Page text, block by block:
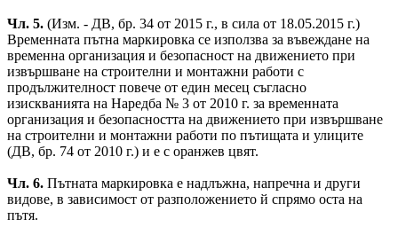
Чл. 5. (Изм. - ДВ, бр. 34 от 2015 г., в сила от 18.05.2015 г.)
Временната пътна маркировка се използва за въвеждане на
временна организация и безопасност на движението при
извършване на строителни и монтажни работи с
продължителност повече от един месец съгласно
изискванията на Наредба № 3 от 2010 г. за временната
организация и безопасността на движението при извършване
на строителни и монтажни работи по пътищата и улиците
(ДВ, бр. 74 от 2010 г.) и е с оранжев цвят.
Чл. 6. Пътната маркировка е надлъжна, напречна и други
видове, в зависимост от разположението й спрямо оста на
пътя.